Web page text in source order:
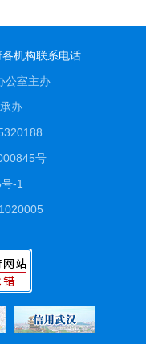
各机构联系电话
公室主办
办
号
-1